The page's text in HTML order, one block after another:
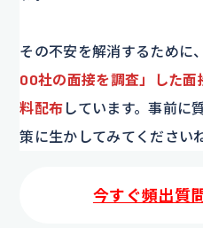
その不安を解消するために
00社の面接を調査」した面
料配布 しています。事前に
策に生かしてみてくださいね
今すぐ頻出質